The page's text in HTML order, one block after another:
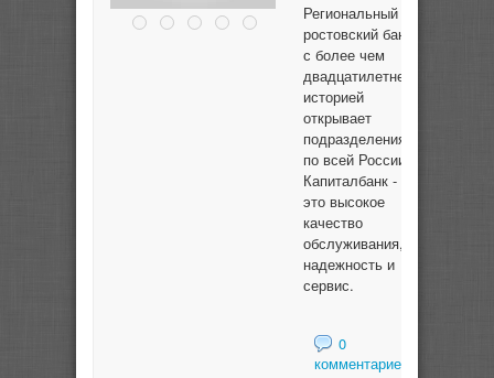
Региональный
ростовский банк
с более чем
двадцатилетней
историей
открывает
подразделения
по всей России.
Капиталбанк -
это высокое
качество
обслуживания,
надежность и
сервис.
0
комментариев